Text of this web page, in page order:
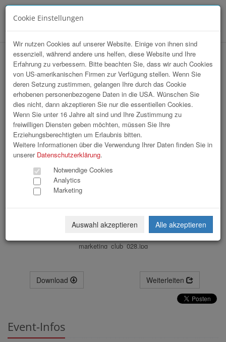
Marketing Club Generalversammlung
marketing_club_028.jpg
Download Weiterleiten
Event-Infos
Cookie Einstellungen
Wir nutzen Cookies auf unserer Website. Einige von ihnen sind
essenziell, während andere uns helfen, diese Website und Ihre
Erfahrung zu verbessern. Bitte beachten Sie, dass wir auch Cookies
von US-amerikanischen Firmen zur Verfügung stellen. Wenn Sie
deren Setzung zustimmen, gelangen Ihre durch das Cookie
erhobenen personenbezogene Daten in die USA. Wünschen Sie
dies nicht, dann akzeptieren Sie nur die essentiellen Cookies.
Wenn Sie unter 16 Jahre alt sind und Ihre Zustimmung zu
freiwilligen Diensten geben möchten, müssen Sie Ihre
Erziehungsberechtigten um Erlaubnis bitten.
Weitere Informationen über die Verwendung Ihrer Daten finden Sie in
unserer Datenschutzerklärung.
Notwendige Cookies
Analytics
Marketing
Auswahl akzeptieren Alle akzeptieren